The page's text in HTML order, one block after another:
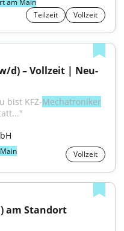
am Main
Teilzeit
Vollzeit
d) – Vollzeit | Neu-
bist KFZ-Mechatroniker
Vollzeit
am Standort